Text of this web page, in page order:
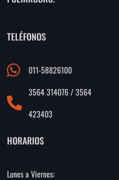
TELÉFONOS
011-58826100
3564 314076 / 3564
423403
HORARIOS
Lunes a Viernes: